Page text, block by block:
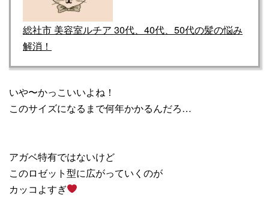
総社市 美容室ルチア 30代、40代、50代の髪の悩み
解消！
いや〜かっこいいよね！
このサイズになるまで何年かかるんだろ…
アガベ特有ではないけど
このロゼット型に広がっていくのが
カッコよすぎ